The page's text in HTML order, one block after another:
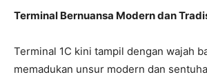
Terminal Bernuansa Modern dan
Terminal 1C kini tampil dengan wajah
memadukan unsur modern dan